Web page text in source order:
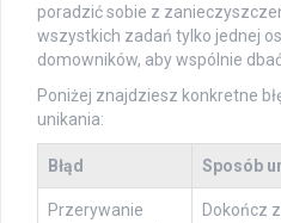
poradzić sobie z
wszystkich zadań tylko jednej
domowników, aby wspólnie
Poniżej znajdziesz konkretne
unikania:
Błąd Sposób
Przerywanie
Dokończ